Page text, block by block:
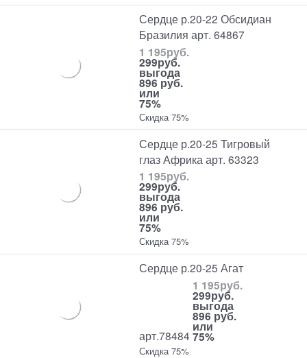
Сердце р.20-22 Обсидиан
Бразилия арт. 64867
1 195руб.
299руб.
выгода
896 руб.
или
75%
Скидка 75%
Сердце р.20-25 Тигровый
глаз Африка арт. 63323
1 195руб.
299руб.
выгода
896 руб.
или
75%
Скидка 75%
Сердце р.20-25 Агат
арт.78484
1 195руб.
299руб.
выгода
896 руб.
или
75%
Скидка 75%